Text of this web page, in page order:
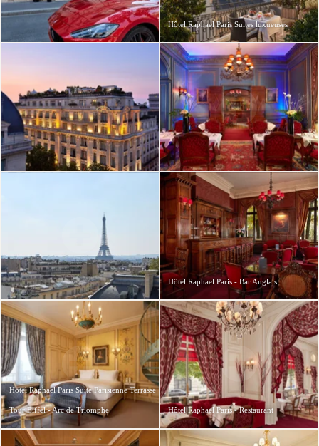
Hôtel Raphael Paris Suites luxueuses
Hôtel Raphael Paris - Bar Anglais
Hotel Raphael Paris Suite Parisienne Terrasse
Tour Eiffel - Arc de Triomphe Hôtel Raphael Paris - Restaurant